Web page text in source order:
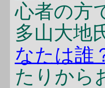
心者の方
多山大地
なたは誰
たりから